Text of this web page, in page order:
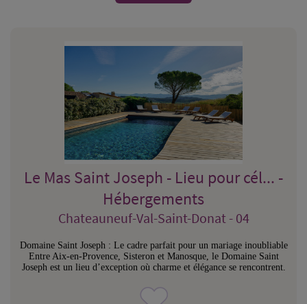
Le Mas Saint Joseph - Lieu pour cél... -
Hébergements
Chateauneuf-Val-Saint-Donat - 04
Domaine Saint Joseph : Le cadre parfait pour un mariage inoubliable
Entre Aix-en-Provence, Sisteron et Manosque, le Domaine Saint
Joseph est un lieu d’exception où charme et élégance se rencontrent.